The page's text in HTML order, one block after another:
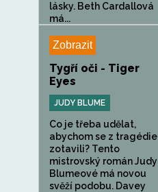
lásky. Beth Cardallová
má...
Zobrazit
Tygří oči - Tiger
Eyes
JUDY BLUME
Co je třeba udělat,
abychom se z tragédie
zotavili? Tento
mistrovský román Judy
Blumeové má novou
svěží podobu. Davey